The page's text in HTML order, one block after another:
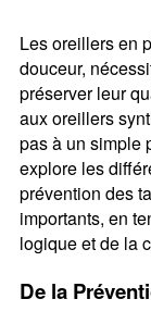
Les oreillers en
douceur,
préserver leur
aux oreillers
pas à un simple
explore les
prévention des
importants, en
logique et de la
De la